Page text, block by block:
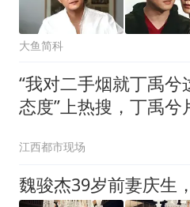
大鱼简科
“我对二手烟就丁禹兮
态度”上热搜，丁禹兮
瘪嘴
江西都市现场